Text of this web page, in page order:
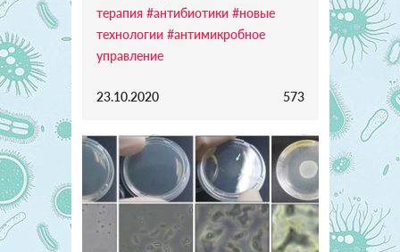
терапия #антибиотики #новые
технологии #антимикробное
управление
23.10.2020 573